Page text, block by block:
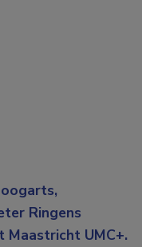
Ringens
Maastricht UMC+.